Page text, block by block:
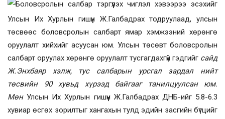
Боловсролын салбар тэргүүлэх чиглэл хэвээрээ эсэхийг
Улсын Их Хурлын гишүүн Ж.Галбадрах тодруулаад, улсын
төсвөөс боловсролын салбарт ямар хэмжээний хөрөнгө
оруулалт хийхийг асуусан юм. Улсын төсөвт боловсролын
салбарт оруулах хөрөнгө оруулалт тусгагдахгүй гэдгийг сайд
Ж.Энхбаяр хэлж, тус салбарын урсгал зардал нийт
төсвийн 90 хувьд хүрээд байгааг танилцуулсан юм.
МөнУлсын Их Хурлын гишүүн Ж.Галбадрах ДНБ-ийг 5.8-6.3
хувиар өсгөх зорилтыг хангахын тулд эдийн засгийн бүтцийг